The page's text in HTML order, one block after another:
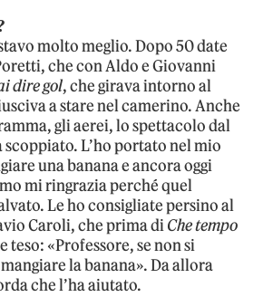
molto meglio. Dopo 50 date
che con Aldo e Giovanni
dire gol, che girava intorno al
a stare nel camerino. Anche
gli aerei, lo spettacolo dal
L’ho portato nel mio
una banana e ancora oggi
mi ringrazia perché quel
Le ho consigliate persino al
Caroli, che prima diChe tempo
teso: «Professore, se non si
la banana». Da allora
che l’ha aiutato.